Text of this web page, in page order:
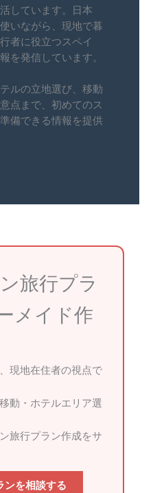
しています。日本
いながら、現地で暮
者に役立つスペイ
を発信しています。
ルの立地選び、移動
点まで、初めてのス
備できる情報を提供
旅行プラ
メイド作
現地在住者の視点で
動・ホテルエリア選
旅行プラン作成をサ
ンを相談する